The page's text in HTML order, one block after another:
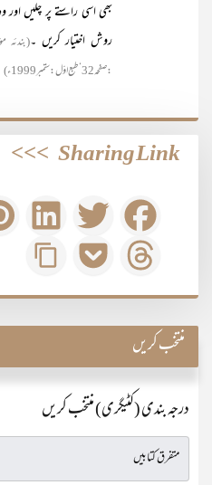
بھی اسی راستے پر چلیں اور
روش اختیار کریں ۔(بندئہ
:صفحہ 32‘طبع اوّل:ستمبر 1999ء)
Sharing Link
>>>
منتخب کریں
درجہ بندی (کٹیگری) منتخب کریں